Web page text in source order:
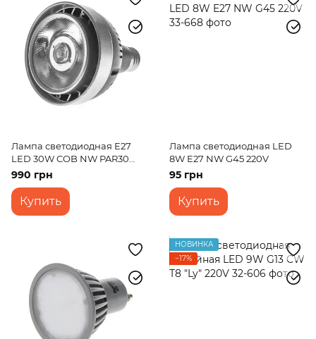
Лампа светодиодная E27
LED 30W COB NW PAR30
220V
990 грн
Купить
Лампа светодиодная LED
8W E27 NW G45 220V
95 грн
Купить
НОВИНКА
−17%